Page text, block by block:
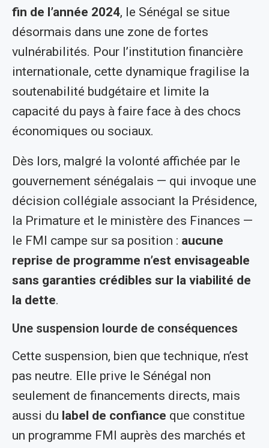
fin de l’année 2024, le Sénégal se situe
désormais dans une zone de fortes
vulnérabilités. Pour l’institution financière
internationale, cette dynamique fragilise la
soutenabilité budgétaire et limite la
capacité du pays à faire face à des chocs
économiques ou sociaux.
Dès lors, malgré la volonté affichée par le
gouvernement sénégalais — qui invoque une
décision collégiale associant la Présidence,
la Primature et le ministère des Finances —
le FMI campe sur sa position : aucune
reprise de programme n’est envisageable
sans garanties crédibles sur la viabilité de
la dette.
Une suspension lourde de conséquences
Cette suspension, bien que technique, n’est
pas neutre. Elle prive le Sénégal non
seulement de financements directs, mais
aussi du label de confiance que constitue
un programme FMI auprès des marchés et